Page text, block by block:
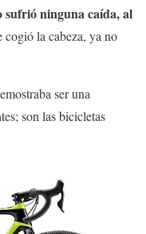
sufrió ninguna caída, al
cogió la cabeza, ya no
ser una
son las bicicletas